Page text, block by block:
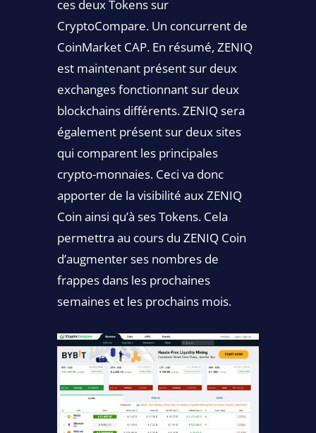
ces deux Tokens sur
CryptoCompare. Un concurrent de
CoinMarket CAP. En résumé, ZENIQ
est maintenant présent sur deux
exchanges fonctionnant sur deux
blockchains différents. ZENIQ sera
également présent sur deux sites
qui comparent les principales
crypto-monnaies. Ceci va donc
apporter de la visibilité aux ZENIQ
Coin ainsi qu’à ses Tokens. Cela
permettra au cours du ZENIQ Coin
d’augmenter ses nombres de
frappes dans les prochaines
semaines et les prochains mois.